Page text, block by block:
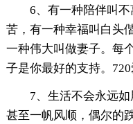
6、有一种陪伴叫
苦，有一种幸福叫白头
一种伟大叫做妻子。每
子是你最好的支持。
7、生活不会永远
甚至一帆风顺，偶尔的